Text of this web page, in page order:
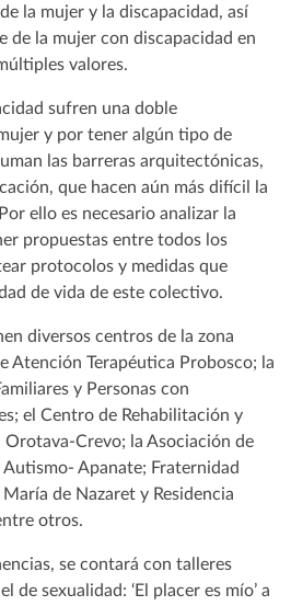
la mujer y la discapacidad, así
de la mujer con discapacidad en
valores.
sufren una doble
y por tener algún tipo de
las barreras arquitectónicas,
que hacen aún más difícil la
ello es necesario analizar la
propuestas entre todos los
protocolos y medidas que
de vida de este colectivo.
diversos centros de la zona
Atención Terapéutica Probosco; la
y Personas con
el Centro de Rehabilitación y
Orotava-Crevo; la Asociación de
Autismo- Apanate; Fraternidad
de Nazaret y Residencia
otros.
se contará con talleres
sexualidad: ‘El placer es mío’ a